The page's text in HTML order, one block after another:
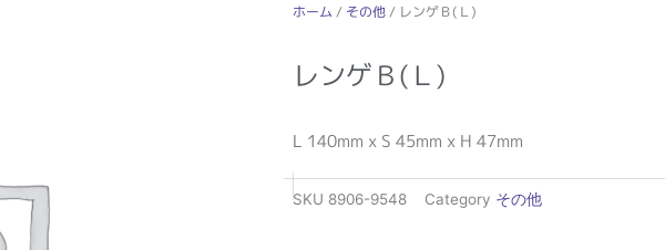
ホーム / その他 / レンゲＢ(Ｌ)
レンゲＢ(Ｌ)
L 140mm x S 45mm x H 47mm
SKU 8906-9548 Category その他